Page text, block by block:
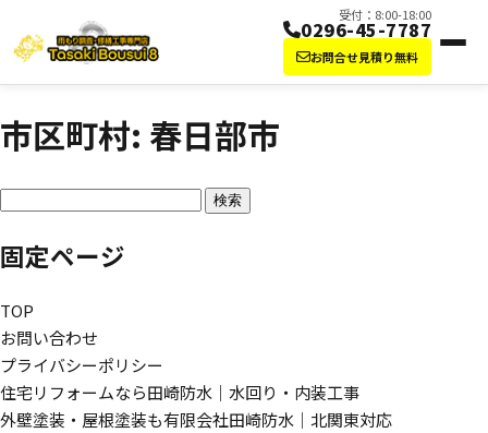
受付：8:00-18:00
0296-45-7787
お問合せ見積り無料
市区町村: 春日部市
検索:
固定ページ
TOP
お問い合わせ
プライバシーポリシー
住宅リフォームなら田崎防水｜水回り・内装工事
外壁塗装・屋根塗装も有限会社田崎防水｜北関東対応